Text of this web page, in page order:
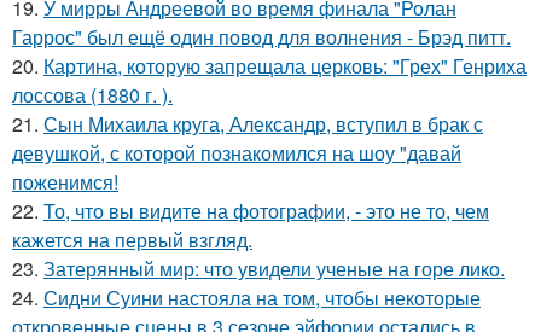
19. У мирры Андреевой во время финала "Ролан
Гаррос" был ещё один повод для волнения - Брэд питт.
20. Картина, которую запрещала церковь: "Грех" Генриха
лоссова (1880 г. ).
21. Сын Михаила круга, Александр, вступил в брак с
девушкой, с которой познакомился на шоу "давай
поженимся!
22. То, что вы видите на фотографии, - это не то, чем
кажется на первый взгляд.
23. Затерянный мир: что увидели ученые на горе лико.
24. Сидни Суини настояла на том, чтобы некоторые